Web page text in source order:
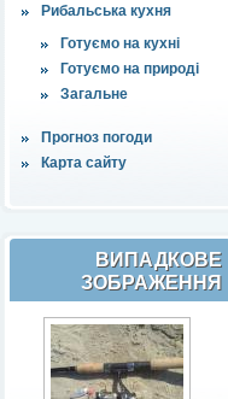
Рибальська кухня
Готуємо на кухні
Готуємо на природі
Загальне
Прогноз погоди
Карта сайту
ВИПАДКОВЕ
ЗОБРАЖЕННЯ